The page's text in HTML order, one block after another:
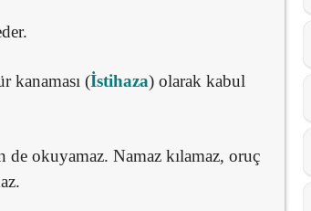
kanaması (İstihaza) olarak kabul
de okuyamaz. Namaz kılamaz, oruç